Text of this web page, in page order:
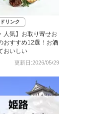
リンク
人気】お取り寄せお
おすすめ12選！お酒
おいしい
更新日:2026/05/29